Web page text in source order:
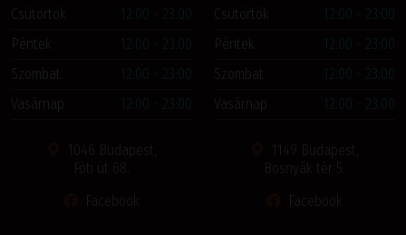
Csütörtök
12:00 - 23:00
Péntek
12:00 - 23:00
Szombat
12:00 - 23:00
Vasárnap
12:00 - 23:00
1046 Budapest,
Fóti út 68.
Facebook
Csütörtök
12:00 - 23:00
Péntek
12:00 - 23:00
Szombat
12:00 - 23:00
Vasárnap
12:00 - 23:00
1149 Budapest,
Bosnyák tér 5.
Facebook